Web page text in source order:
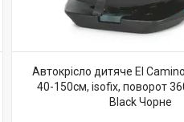
Автокрісло дитяче El
40-150см, isofix, поворот
Black Чорне